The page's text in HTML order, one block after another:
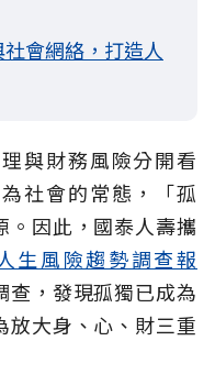
會網絡，打造人
與財務風險分開看
社會的常態，「孤
。因此，國泰人壽攜
生風險趨勢調查報
查，發現孤獨已成為
放大身、心、財三重